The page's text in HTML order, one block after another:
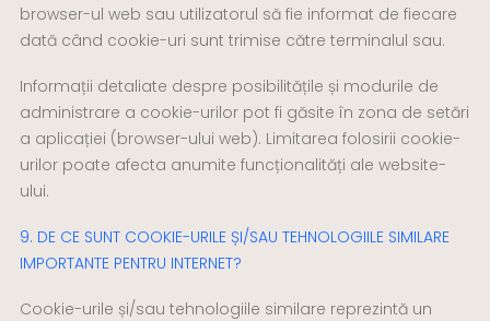
browser-ul web sau utilizatorul să fie informat de fiecare
dată când cookie-uri sunt trimise către terminalul sau.
Informații detaliate despre posibilitățile și modurile de
administrare a cookie-urilor pot fi găsite în zona de setări
a aplicației (browser-ului web). Limitarea folosirii cookie-
urilor poate afecta anumite funcționalități ale website-
ului.
9. DE CE SUNT COOKIE-URILE ȘI/SAU TEHNOLOGIILE SIMILARE
IMPORTANTE PENTRU INTERNET?
Cookie-urile și/sau tehnologiile similare reprezintă un